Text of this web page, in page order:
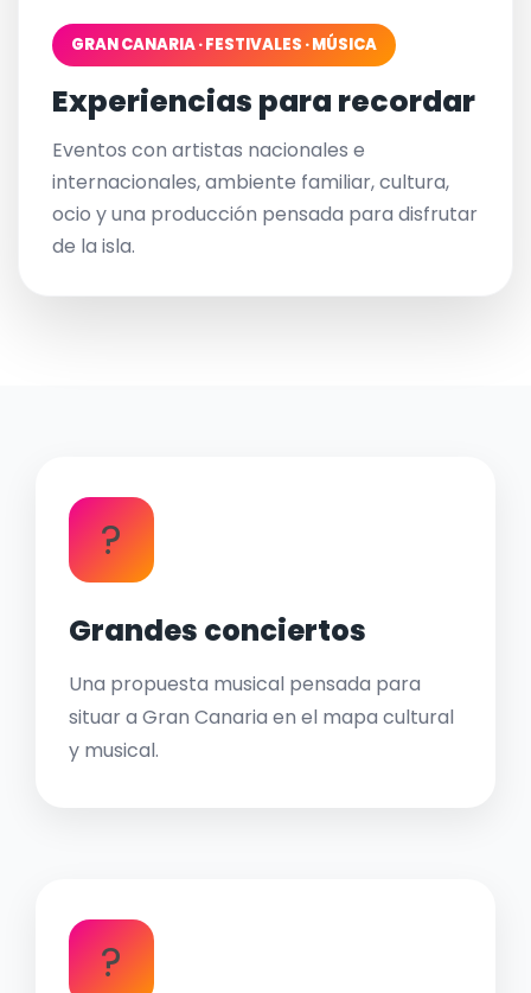
GRAN CANARIA · FESTIVALES · MÚSICA
Experiencias para recordar
Eventos con artistas nacionales e
internacionales, ambiente familiar, cultura,
ocio y una producción pensada para disfrutar
de la isla.
?
Grandes conciertos
Una propuesta musical pensada para
situar a Gran Canaria en el mapa cultural
y musical.
?